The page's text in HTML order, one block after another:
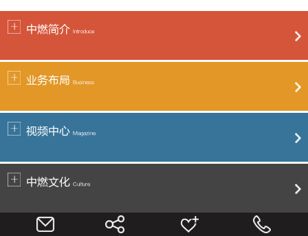
中燃简介 Introduce
业务布局 Business
视频中心 Magazine
中燃文化 Culture